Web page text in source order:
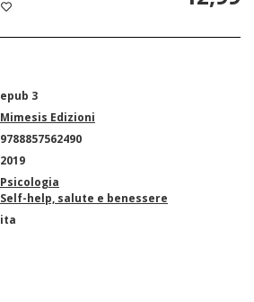
epub 3
Mimesis Edizioni
9788857562490
2019
Psicologia
Self-help, salute e benessere
ita